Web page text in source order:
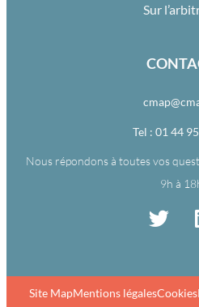
Sur
Tel : 01 44
Nous répondons à toutes vos
9h à
Site MapMentions légalesCookies